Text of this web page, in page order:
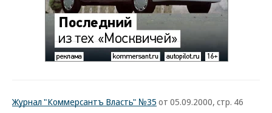
Журнал "Коммерсантъ Власть" №35 от 05.09.2000, стр. 46